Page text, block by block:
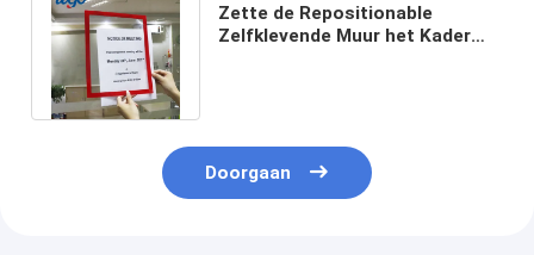
Zette de Repositionable
Zelfklevende Muur het Kader
Doorgaan